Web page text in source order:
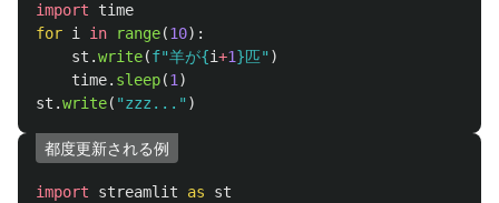
import
time
for i in range(10):
st .write(f"羊が{i+1}匹" )
time. sleep(1)
st .write( "zzz... " )
都度更新される例
import streamlit as st